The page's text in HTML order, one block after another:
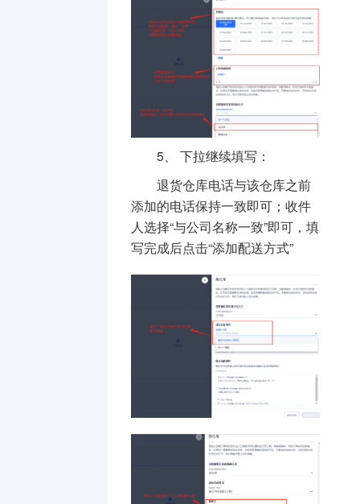
5、
下拉继续填写：
退货仓库电话与该仓库之前
添加的电话保持一致即可；收件
人选择“与公司名称一致”即可，填
写完成后点击“添加配送方式”